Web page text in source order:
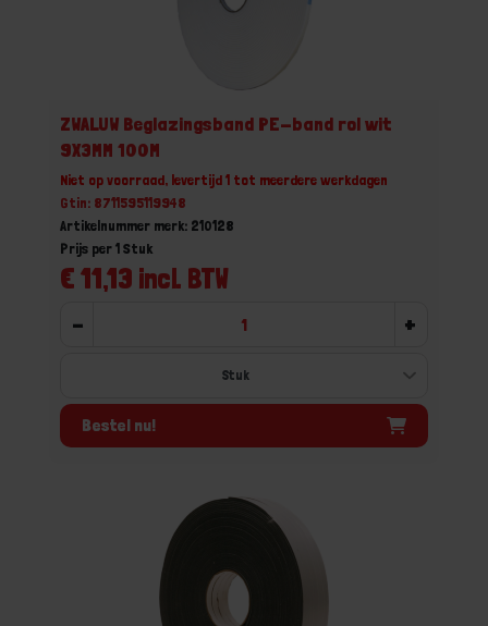
ZWALUW Beglazingsband PE-band rol wit
9X3MM 100M
Niet op voorraad, levertijd 1 tot meerdere werkdagen
Gtin: 8711595119948
Artikelnummer merk: 210128
€ 11,13 incl. BTW
Prijs per 1 Stuk
- +
Bestel nu!